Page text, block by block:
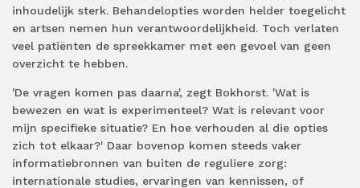
inhoudelijk sterk. Behandelopties worden helder toegelicht
en artsen nemen hun verantwoordelijkheid. Toch verlaten
veel patiënten de spreekkamer met een gevoel van geen
overzicht te hebben.
'De vragen komen pas daarna', zegt Bokhorst. 'Wat is
bewezen en wat is experimenteel? Wat is relevant voor
mijn specifieke situatie? En hoe verhouden al die opties
zich tot elkaar?' Daar bovenop komen steeds vaker
informatiebronnen van buiten de reguliere zorg:
internationale studies, ervaringen van kennissen, of